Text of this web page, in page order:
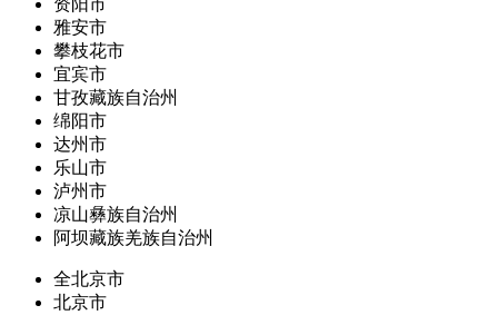
资阳市
雅安市
攀枝花市
宜宾市
甘孜藏族自治州
绵阳市
达州市
乐山市
泸州市
凉山彝族自治州
阿坝藏族羌族自治州
全北京市
北京市